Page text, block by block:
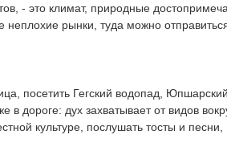
- это климат, природные
неплохие рынки, туда можно
посетить Гегский водопад,
в дороге: дух захватывает от видов
культуре, послушать тосты и